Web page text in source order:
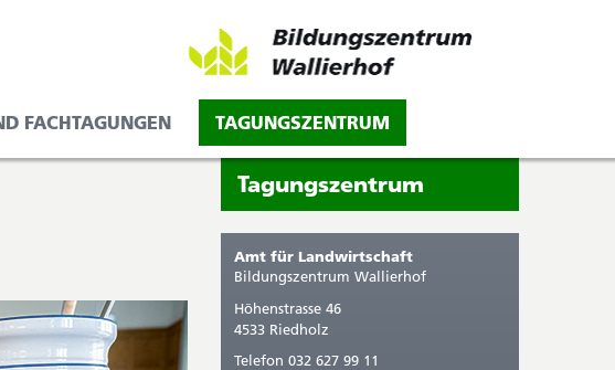
FACHTAGUNGEN TAGUNGSZENTRUM
Sie
befinden
sich
gerade
in:
Tagungszentrum
Seitenleiste
Amt für Landwirtschaft
Bildungszentrum Wallierhof
Höhenstrasse 46
4533 Riedholz
Telefon 032 627 99 11